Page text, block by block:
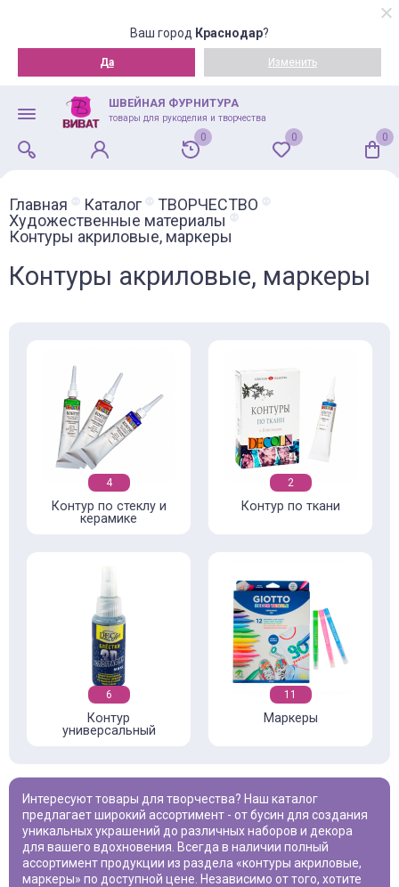
Ваш город Краснодар?
Да Изменить
ШВЕЙНАЯ ФУРНИТУРА
товары для рукоделия и творчества
0 0 0
Главная Каталог
ТВОРЧЕСТВО
Художественные материалы
Контуры акриловые, маркеры
Контуры акриловые, маркеры
4
Контур по стеклу и
керамике
2
Контур по ткани
6
Контур
универсальный
11
Маркеры
Интересуют товары для творчества? Наш каталог
предлагает широкий ассортимент - от бусин для создания
уникальных украшений до различных наборов и декора
для вашего вдохновения. Всегда в наличии полный
ассортимент продукции из раздела «контуры акриловые,
маркеры» по доступной цене. Независимо от того, хотите